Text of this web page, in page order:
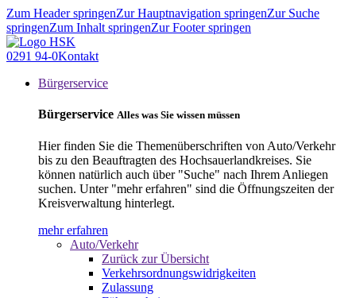
Zum Header springenZur Hauptnavigation springenZur Suche
springenZum Inhalt springenZur Footer springen
0291 94-0Kontakt
Bürgerservice
Bürgerservice Alles was Sie wissen müssen
Hier finden Sie die Themenüberschriften von Auto/Verkehr
bis zu den Beauftragten des Hochsauerlandkreises. Sie
können natürlich auch über "Suche" nach Ihrem Anliegen
suchen. Unter "mehr erfahren" sind die Öffnungszeiten der
Kreisverwaltung hinterlegt.
mehr erfahren
Auto/Verkehr
Zurück zur Übersicht
Verkehrsordnungswidrigkeiten
Zulassung